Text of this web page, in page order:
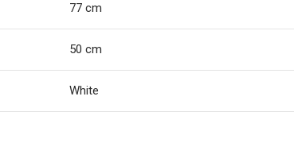
77 cm
50 cm
White